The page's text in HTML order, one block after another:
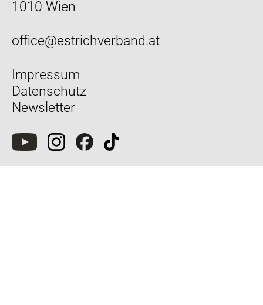
1010 Wien
office@estrichverband.at
Impressum
Datenschutz
Newsletter